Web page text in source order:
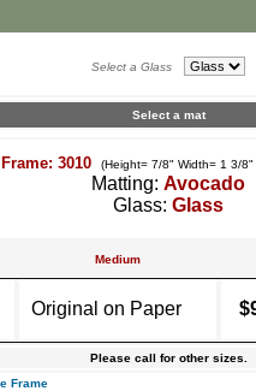
Select a Glass
Select a mat
Frame: 3010 (Height= 7/8" Width= 1 3/
Matting: Avocado
Glass: Glass
Medium
Original on Paper
Please call for other sizes.
Frame